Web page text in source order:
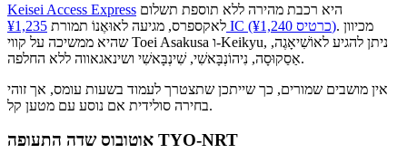
Keisei Access Express
לאקספרס, מגיעה לאוּאֶנוֹ תמורת
¥1,235 IC (¥1,240 כרטיס). מכיוון
שהיא ממשיכה על קווי Toei Asakusa ו-Keikyu, ניתן להגיע לאוֹשִׁיאָגֶה,
אַסַקוּסָה, נִיהוֹנְבָּאשִׁי, שִׁינְבָּאשִׁי ושינאגאווה ללא החלפה.
אין מושבים שמורים, כך שייתכן שתצטרך לעמוד בשעות עומס, אך זוהי
בחירה סולידית אם נוסע עם מטען קל.
אוטובוס שדה התעופה TYO-NRT